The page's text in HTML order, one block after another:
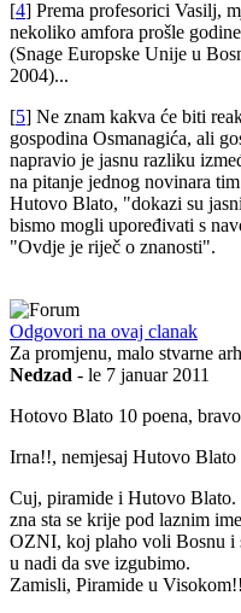
[4] Prema profesorici Vasilj,
nekoliko amfora prošle
(Snage Europske Unije u
2004)...
[5] Ne znam kakva će biti
gospodina Osmanagića, ali
napravio je jasnu razliku
na pitanje jednog novinara
Hutovo Blato, "dokazi su
bismo mogli upoređivati s
"Ovdje je riječ o znanosti".
Odgovori na ovaj clanak
Za promjenu, malo stvarne
Nedzad - le 7 januar 2011
Hotovo Blato 10 poena,
Irna!!, nemjesaj Hutovo Blato
Cuj, piramide i Hutovo
zna sta se krije pod laznim
OZNI, koj plaho voli Bosnu i
u nadi da sve izgubimo.
Zamisli, Piramide u